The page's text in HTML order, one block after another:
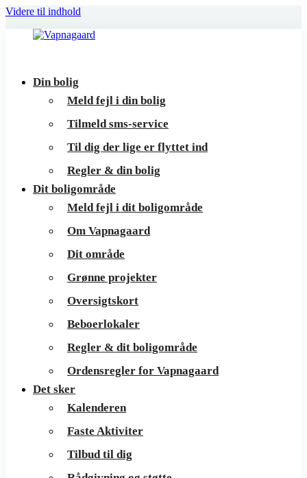
Videre til indhold
Vapnagaard
BoligerDin bolig
Meld fejl i din bolig
Tilmeld sms-service
Til dig der lige er flyttet ind
Regler & din bolig
Dit boligområde
Meld fejl i dit boligområde
Om Vapnagaard
Dit område
Grønne projekter
Oversigtskort
Beboerlokaler
Regler & dit boligområde
Ordensregler for Vapnagaard
Det sker
Kalenderen
Faste Aktiviter
Tilbud til dig